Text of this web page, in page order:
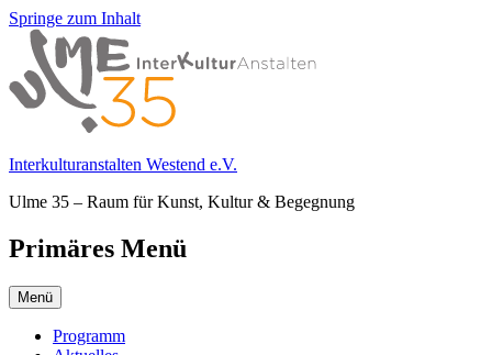
Springe zum Inhalt
Interkulturanstalten Westend e.V.
Ulme 35 – Raum für Kunst, Kultur & Begegnung
Primäres Menü
Menü
Programm